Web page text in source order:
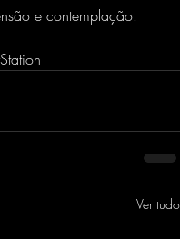
e contemplação.
Ver tudo